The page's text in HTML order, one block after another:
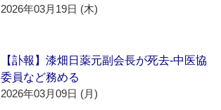
2026年03月19日 (木)
【訃報】漆畑日薬元副会長が死去‐中医協
委員など務める
2026年03月09日 (月)